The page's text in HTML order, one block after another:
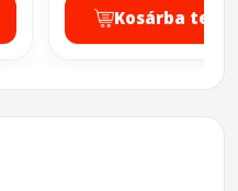
Kosárba